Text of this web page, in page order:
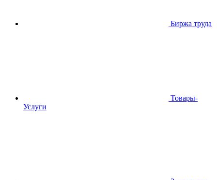
Биржа труда
Товары-
Услуги